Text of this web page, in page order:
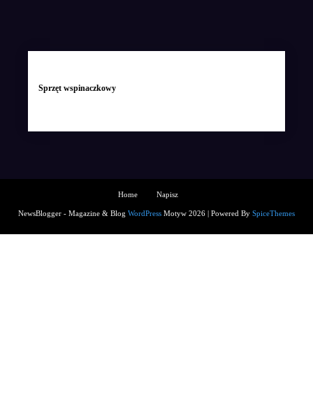
Sprzęt wspinaczkowy
Home Napisz
NewsBlogger - Magazine & Blog WordPress Motyw 2026 | Powered By SpiceThemes